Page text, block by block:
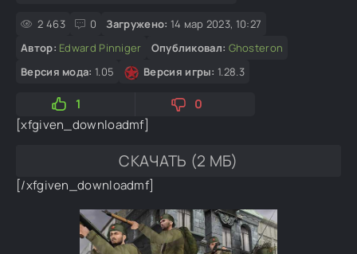
2 463 0 Загружено: 14 мар 2023, 10:27
Автор: Edward Pinniger Опубликовал: Ghosteron
Версия мода: 1.05 Версия игры: 1.28.3
1
0
[xfgiven_downloadmf]
СКАЧАТЬ (2 МБ)
[/xfgiven_downloadmf]